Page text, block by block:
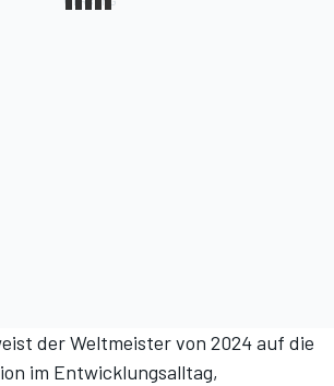
der Weltmeister von 2024 auf die
im Entwicklungsalltag,